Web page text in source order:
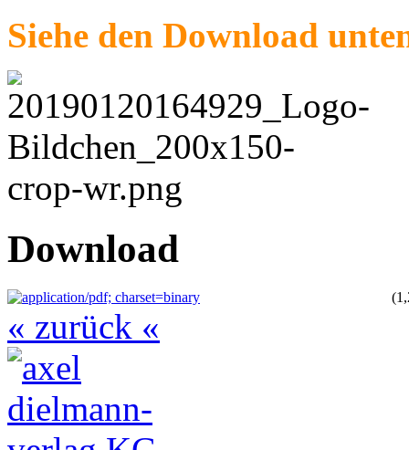
Siehe den Download
Download
« zurück «